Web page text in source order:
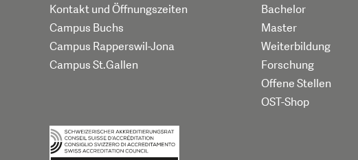
Kontakt und Öffnungszeiten
Campus Buchs
Campus Rapperswil-Jona
Campus St.Gallen
Bachelor
Master
Weiterbildung
Forschung
Offene Stellen
OST-Shop